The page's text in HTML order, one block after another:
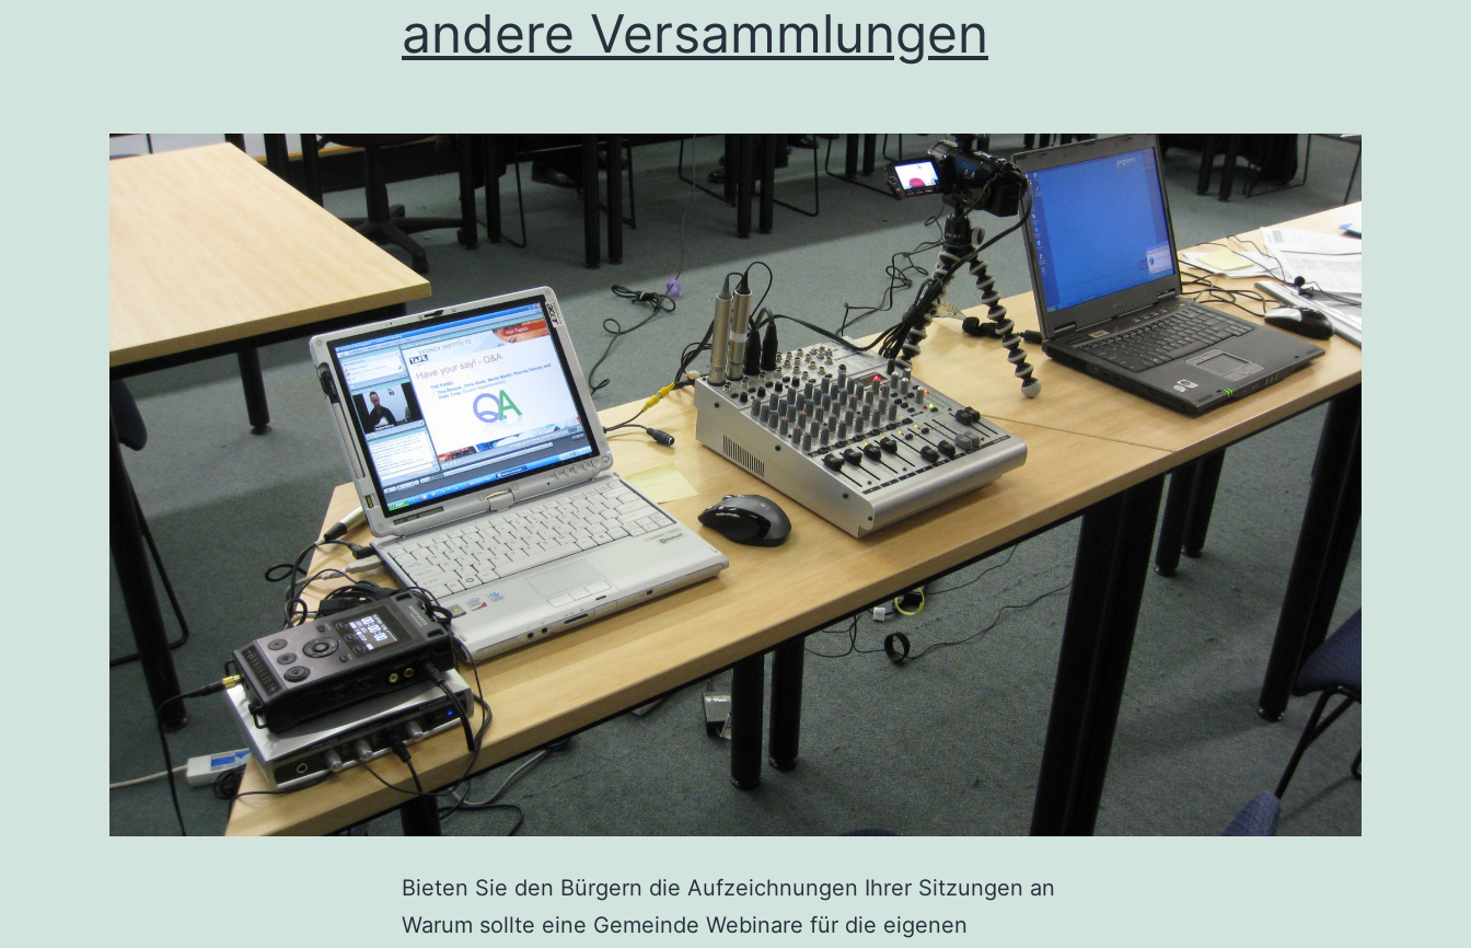
andere Versammlungen
Bieten Sie den Bürgern die Aufzeichnungen Ihrer Sitzungen an
Warum sollte eine Gemeinde Webinare für die eigenen